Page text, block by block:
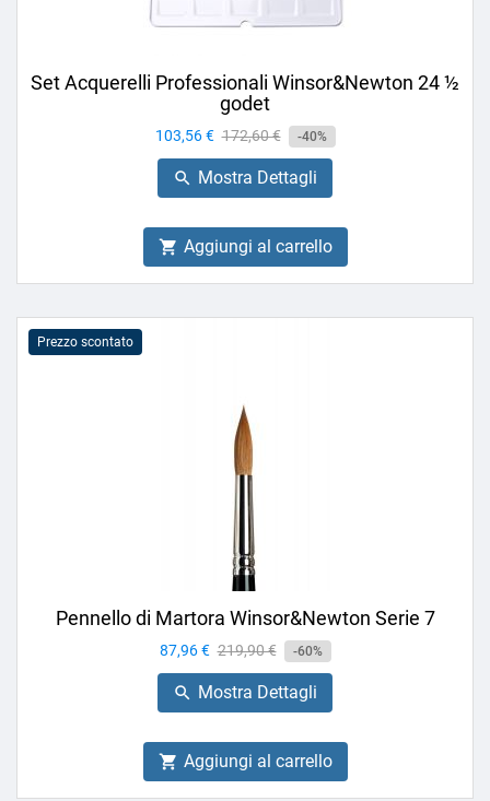
Set Acquerelli Professionali Winsor&Newton 24 ½
godet
Prezzo
103,56 € Prezzo
base
172,60 € -40%
 Mostra Dettagli
 Aggiungi al carrello
Prezzo scontato
Pennello di Martora Winsor&Newton Serie 7
Prezzo
87,96 € Prezzo
base
219,90 € -60%
 Mostra Dettagli
 Aggiungi al carrello